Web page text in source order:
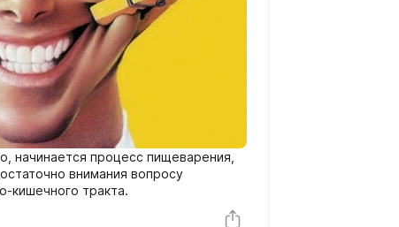
начинается процесс пищеварения,
внимания вопросу
кишечного тракта.